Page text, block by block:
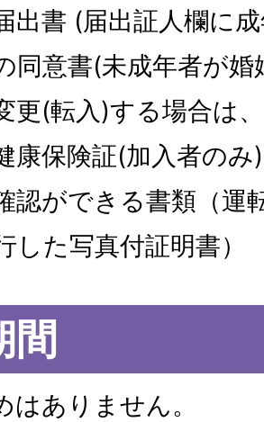
出書 (届出証人欄に
同意書(未成年者が婚
更(転入)する場合は
康保険証(加入者のみ)
認ができる書類（運
した写真付証明書）
間
はありません。